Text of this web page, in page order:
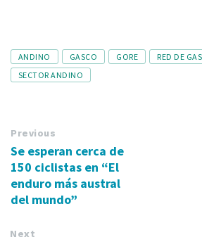
Tags
ANDINO GASCO GORE
RED DE GAS
SECTOR ANDINO
Previous
Se esperan cerca de
150 ciclistas en “El
enduro más austral
del mundo”
Next